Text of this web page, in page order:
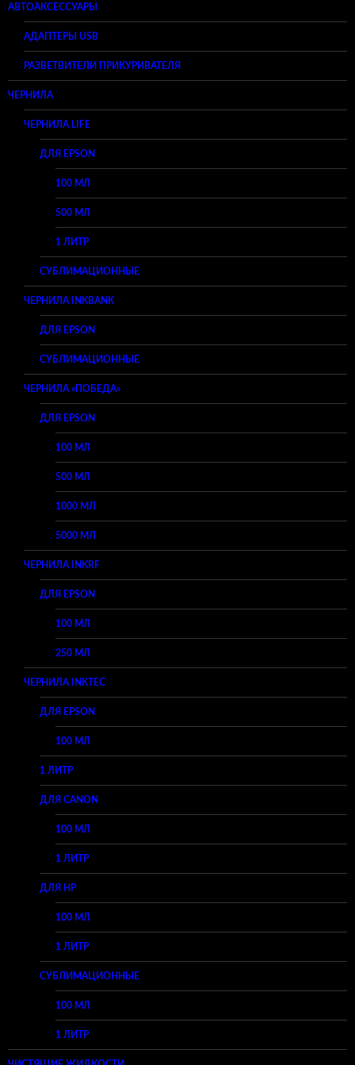
АВТОАКСЕССУАРЫ
АДАПТЕРЫ USB
РАЗВЕТВИТЕЛИ ПРИКУРИВАТЕЛЯ
ЧЕРНИЛА
ЧЕРНИЛА LIFE
ДЛЯ EPSON
100 МЛ
500 МЛ
1 ЛИТР
СУБЛИМАЦИОННЫЕ
ЧЕРНИЛА INKBANK
ДЛЯ EPSON
СУБЛИМАЦИОННЫЕ
ЧЕРНИЛА «ПОБЕДА»
ДЛЯ EPSON
100 МЛ
500 МЛ
1000 МЛ
5000 МЛ
ЧЕРНИЛА INKRF
ДЛЯ EPSON
100 МЛ
250 МЛ
ЧЕРНИЛА INKTEC
ДЛЯ EPSON
100 МЛ
1 ЛИТР
ДЛЯ CANON
100 МЛ
1 ЛИТР
ДЛЯ HP
100 МЛ
1 ЛИТР
СУБЛИМАЦИОННЫЕ
100 МЛ
1 ЛИТР